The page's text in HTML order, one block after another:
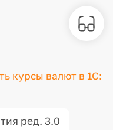
курсы валют в 1С:
ред. 3.0